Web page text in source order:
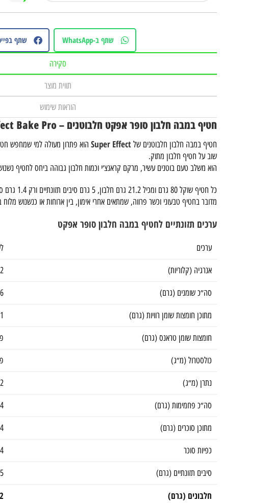
שתף ב-WhatsApp שתף
סקירה
תווית מוצר
הוראות שימוש
חטיף במבה חלבון סופר אפקט חלבוטנים – Super Effect Bake Pro
חטיף במבה חלבון חלבוטנים של Super Effect הוא פתרון מעולה למי שמחפש
שוב על חטיף חלבון מתוק.
הוא משלב טעם בוטנים עשיר, מרקם קראנצ׳י וכמות חלבון גבוהה ביחס לחטיף
כל חטיף שוקל 80 גרם ומכיל 21.2 גרם חלבון, 5 גרם סיבים תזונתיים ורק 1.4 גרם סוכר.
מדובר בחטיף טבעוני וכשר פרווה, שמתאים אחרי אימון, בין ארוחות או כנשנוש
ערכים תזונתיים לחטיף במבה חלבון סופר אפקט
ערכים
אנרגיה (קלוריות)
סה״כ שומנים (גרם)
מתוכן חומצות שומן רוויות (גרם)
חומצות שומן טראנס (גרם)
כולסטרול (מ״ג)
נתרן (מ״ג)
סה״כ פחמימות (גרם)
מתוכן סוכרים (גרם)
כפיות סוכר
סיבים תזונתיים (גרם) 5
חלבונים (גרם)